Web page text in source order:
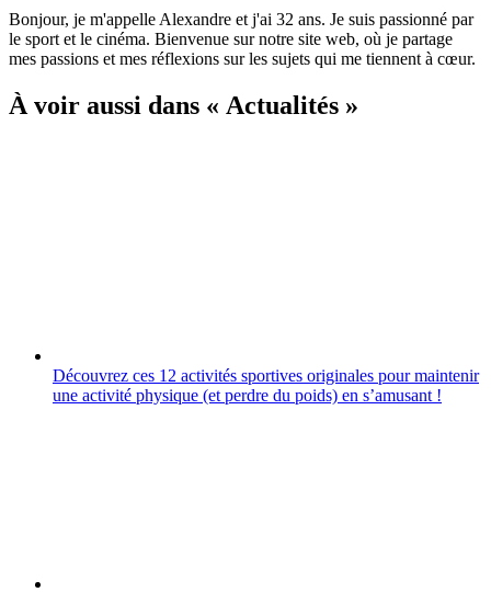
Bonjour, je m'appelle Alexandre et j'ai 32 ans. Je suis passionné par
le sport et le cinéma. Bienvenue sur notre site web, où je partage
mes passions et mes réflexions sur les sujets qui me tiennent à cœur.
À voir aussi dans « Actualités »
Découvrez ces 12 activités sportives originales pour maintenir
une activité physique (et perdre du poids) en sʼamusant !